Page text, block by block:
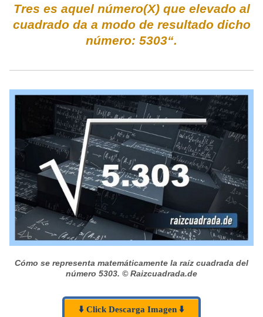
Tres es aquel número(X) que elevado al
cuadrado da a modo de resultado dicho
número: 5303“.
Cómo se representa matemáticamente la raíz cuadrada del
número 5303. © Raizcuadrada.de
⬇️ Click Descarga Imagen ⬇️